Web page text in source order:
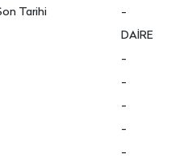
Tarihi
-
DAİRE
-
-
-
-
-